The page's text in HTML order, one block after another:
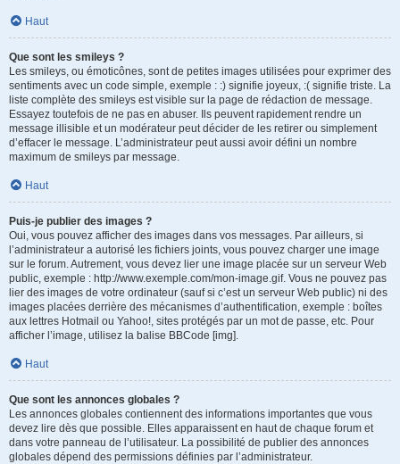
Haut
Que sont les smileys ?
Les smileys, ou émoticônes, sont de petites images utilisées pour exprimer des
sentiments avec un code simple, exemple : :) signifie joyeux, :( signifie triste. La
liste complète des smileys est visible sur la page de rédaction de message.
Essayez toutefois de ne pas en abuser. Ils peuvent rapidement rendre un
message illisible et un modérateur peut décider de les retirer ou simplement
d’effacer le message. L’administrateur peut aussi avoir défini un nombre
maximum de smileys par message.
Haut
Puis-je publier des images ?
Oui, vous pouvez afficher des images dans vos messages. Par ailleurs, si
l’administrateur a autorisé les fichiers joints, vous pouvez charger une image
sur le forum. Autrement, vous devez lier une image placée sur un serveur Web
public, exemple : http://www.exemple.com/mon-image.gif. Vous ne pouvez pas
lier des images de votre ordinateur (sauf si c’est un serveur Web public) ni des
images placées derrière des mécanismes d’authentification, exemple : boîtes
aux lettres Hotmail ou Yahoo!, sites protégés par un mot de passe, etc. Pour
afficher l’image, utilisez la balise BBCode [img].
Haut
Que sont les annonces globales ?
Les annonces globales contiennent des informations importantes que vous
devez lire dès que possible. Elles apparaissent en haut de chaque forum et
dans votre panneau de l’utilisateur. La possibilité de publier des annonces
globales dépend des permissions définies par l’administrateur.